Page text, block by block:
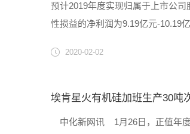
预计2019年度实现归属于上市公
性损益的净利润为9.19亿元-10.19
2020-02-02
埃肯星火有机硅加班生产30吨
中化新网讯 1月26日，正值年度